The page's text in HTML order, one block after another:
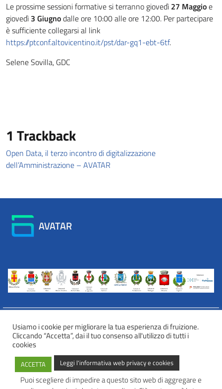
Le prossime sessioni formative si terranno giovedì 27 Maggioe
giovedì 3 Giugnodalle ore 10:00 alle ore 12:00. Per partecipare
è sufficiente collegarsi al link
https://ptconf.altovicentino.it/pst/dar-gq1-ebt-6tf.
Selene Sovilla, GDC
1 Trackback
Open Data, il terzo incontro di digitalizzazione
dell’Amministrazione – AVATAR
AVATAR
INFORMATIVA WEB PRIVACY E COOKIES
Privacy e cookies
Informazioni sulla privacy
Comunicazioni e modalità trasparenti per l’esercizio dei diritti
Usiamo i cookie per migliorare la tua esperienza di fruizione.
Cliccando “Accetta”, dai il tuo consenso all'utilizzo di tutti i
cookies
ACCETTA Leggi l'informativa web privacy e cookies
Puoi scegliere di impedire a questo sito web di aggregare e